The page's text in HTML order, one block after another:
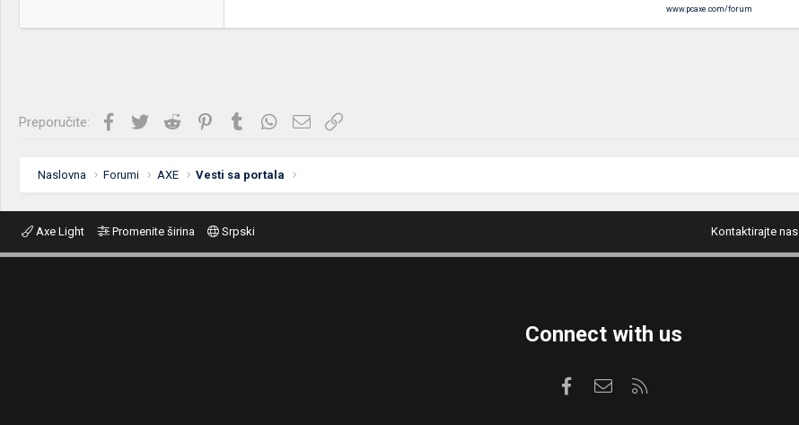
www.pcaxe.com/forum
Preporučite: Facebook
Twitter Reddit PinterestTumblrWhatsApp
Imejl Link
Naslovna Forumi AXE Vesti sa portala
Axe Light Promenite širina Srpski Kontaktirajte nas
Connect with us
FacebookKontaktirajte nas